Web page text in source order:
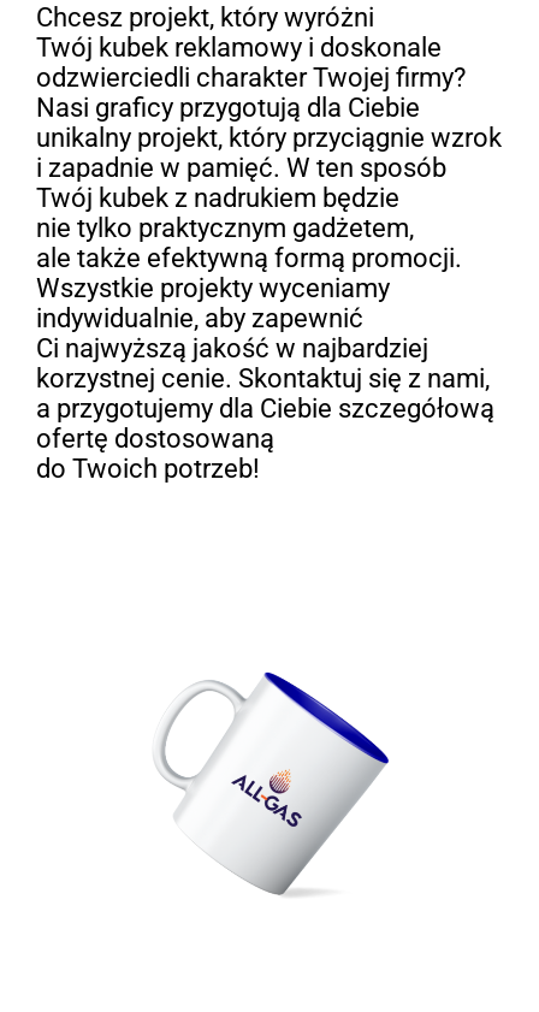
Chcesz projekt, który wyróżni
Twój kubek reklamowy i doskonale
odzwierciedli charakter Twojej firmy?
Nasi graficy przygotują dla Ciebie
unikalny projekt, który przyciągnie wzrok
i zapadnie w pamięć. W ten sposób
Twój kubek z nadrukiem będzie
nie tylko praktycznym gadżetem,
ale także efektywną formą promocji.
Wszystkie projekty wyceniamy
indywidualnie, aby zapewnić
Ci najwyższą jakość w najbardziej
korzystnej cenie. Skontaktuj się z nami,
a przygotujemy dla Ciebie szczegółową
ofertę dostosowaną
do Twoich potrzeb!